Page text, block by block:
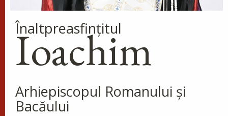
Sfântul Cuvios Mucenic
Dometie Persul
Cuviosul Dometie intrând într-o
peșteră, petrecea acolo săvârșind
multe minuni cu numele lui
veneau la dânsul și îi aducea de...
Înaltpreasfinţitul
Ioachim
Arhiepiscopul Romanului și
Bacăului